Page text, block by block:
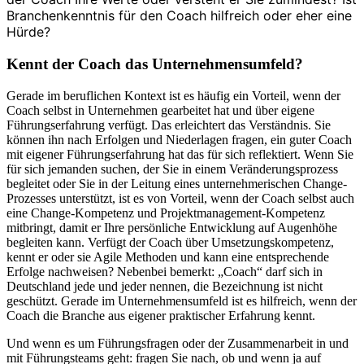
Branchenkenntnis für den Coach hilfreich oder eher eine
Hürde?
Kennt der Coach das Unternehmensumfeld?
Gerade im beruflichen Kontext ist es häufig ein Vorteil, wenn der
Coach selbst in Unternehmen gearbeitet hat und über eigene
Führungserfahrung verfügt. Das erleichtert das Verständnis. Sie
können ihn nach Erfolgen und Niederlagen fragen, ein guter Coach
mit eigener Führungserfahrung hat das für sich reflektiert. Wenn Sie
für sich jemanden suchen, der Sie in einem Veränderungsprozess
begleitet oder Sie in der Leitung eines unternehmerischen Change-
Prozesses unterstützt, ist es von Vorteil, wenn der Coach selbst auch
eine Change-Kompetenz und Projektmanagement-Kompetenz
mitbringt, damit er Ihre persönliche Entwicklung auf Augenhöhe
begleiten kann. Verfügt der Coach über Umsetzungskompetenz,
kennt er oder sie Agile Methoden und kann eine entsprechende
Erfolge nachweisen? Nebenbei bemerkt: „Coach“ darf sich in
Deutschland jede und jeder nennen, die Bezeichnung ist nicht
geschützt. Gerade im Unternehmensumfeld ist es hilfreich, wenn der
Coach die Branche aus eigener praktischer Erfahrung kennt.
Und wenn es um Führungsfragen oder der Zusammenarbeit in und
mit Führungsteams geht: fragen Sie nach, ob und wenn ja auf